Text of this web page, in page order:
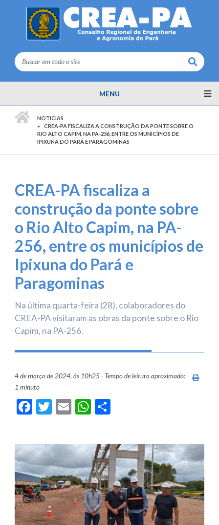
Buscar
MENU
NOTICIAS
CREA-PA FISCALIZA A CONSTRUÇÃO DA PONTE SOBRE O
RIO ALTO CAPIM, NA PA-256, ENTRE OS MUNICÍPIOS DE
IPIXUNA DO PARÁ E PARAGOMINAS
CREA-PA fiscaliza a
construção da ponte sobre
o Rio Alto Capim, na PA-
256, entre os municípios de
Ipixuna do Pará e
Paragominas
Na última quarta-feira (28), colaboradores do
CREA-PA visitaram as obras da ponte sobre o Rio
Capim, na PA-256.
4 de março de 2024, às 10h25 - Tempo de leitura aproximado:
1 minuto
Facebook
Twitter
EmailWhatsApp